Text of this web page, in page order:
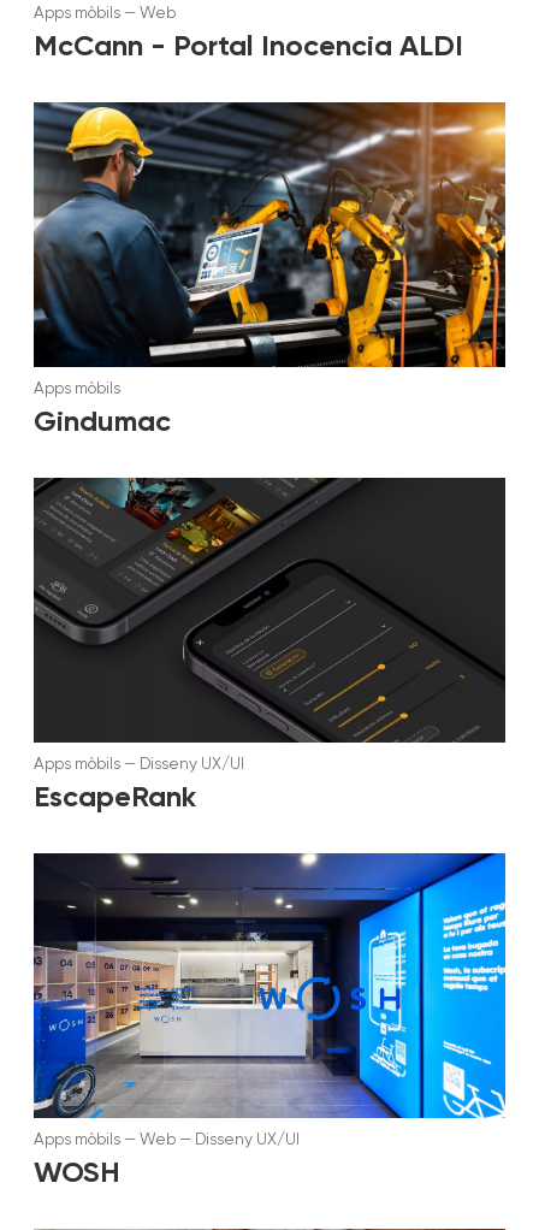
Apps mòbils — Web
McCann - Portal Inocencia ALDI
Apps mòbils
Gindumac
Apps mòbils — Disseny UX/UI
EscapeRank
Apps mòbils — Web — Disseny UX/UI
WOSH